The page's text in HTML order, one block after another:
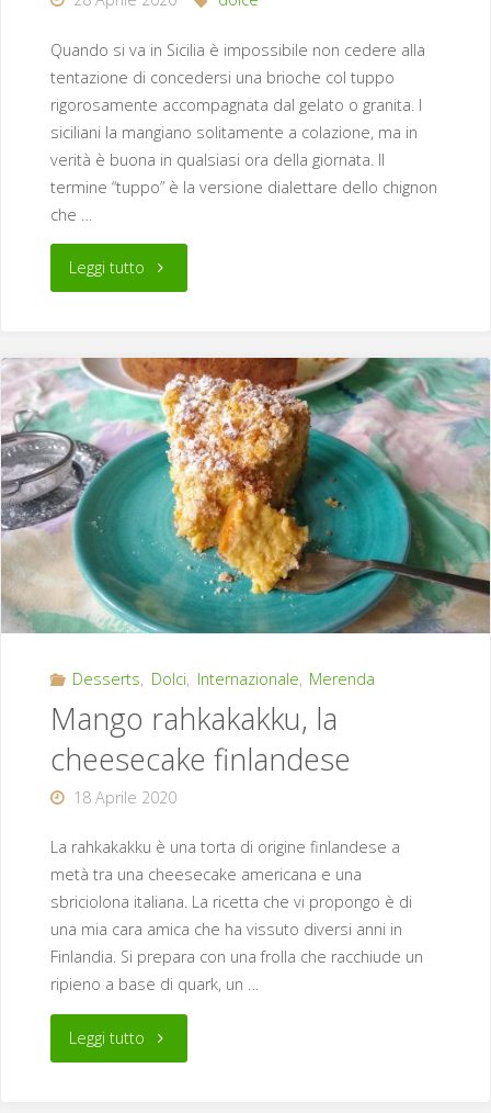
Quando si va in Sicilia è impossibile non cedere alla
tentazione di concedersi una brioche col tuppo
rigorosamente accompagnata dal gelato o granita. I
siciliani la mangiano solitamente a colazione, ma in
verità è buona in qualsiasi ora della giornata. Il
termine “tuppo” è la versione dialettare dello chignon
che …
Leggi tutto"Brioche
tuppo"
Desserts, Dolci, Internazionale, Merenda
Mango rahkakakku, la
cheesecake finlandese
18 Aprile 2020
La rahkakakku è una torta di origine finlandese a
metà tra una cheesecake americana e una
sbriciolona italiana. La ricetta che vi propongo è di
una mia cara amica che ha vissuto diversi anni in
Finlandia. Si prepara con una frolla che racchiude un
ripieno a base di quark, un …
Leggi tutto"Mango